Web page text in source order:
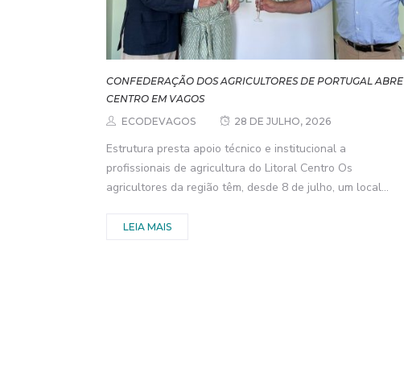
CONFEDERAÇÃO DOS AGRICULTORES DE PORTUGAL ABRE
CENTRO EM VAGOS
ECODEVAGOS
28 DE JULHO, 2026
Estrutura presta apoio técnico e institucional a
profissionais de agricultura do Litoral Centro Os
agricultores da região têm, desde 8 de julho, um local...
LEIA MAIS